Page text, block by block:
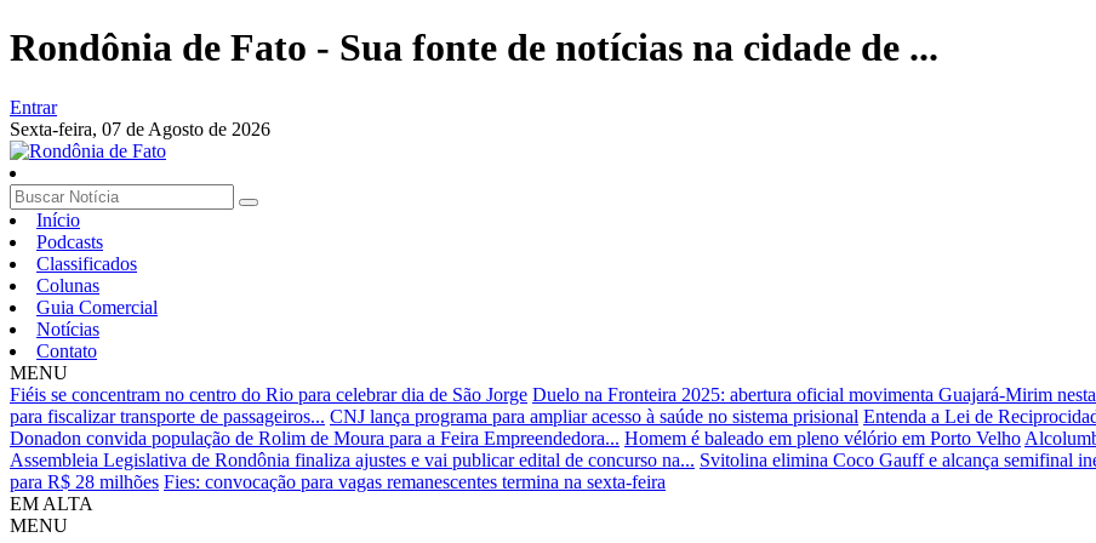
Rondônia de Fato - Sua fonte de notícias na cidade de ...
Entrar
Sexta-feira, 07 de Agosto de 2026
Início
Podcasts
Classificados
Colunas
Guia Comercial
Notícias
Contato
MENU
Fiéis se concentram no centro do Rio para celebrar dia de São Jorge Duelo na Fronteira 2025: abertura oficial movimenta Guajará-Mirim
para fiscalizar transporte de passageiros... CNJ lança programa para ampliar acesso à saúde no sistema prisional Entenda a Lei de
Donadon convida população de Rolim de Moura para a Feira Empreendedora... Homem é baleado em pleno vélório em Porto Velho
Assembleia Legislativa de Rondônia finaliza ajustes e vai publicar edital de concurso na... Svitolina elimina Coco Gauff e alcança semifinal
para R$ 28 milhões Fies: convocação para vagas remanescentes termina na sexta-feira
EM ALTA
MENU